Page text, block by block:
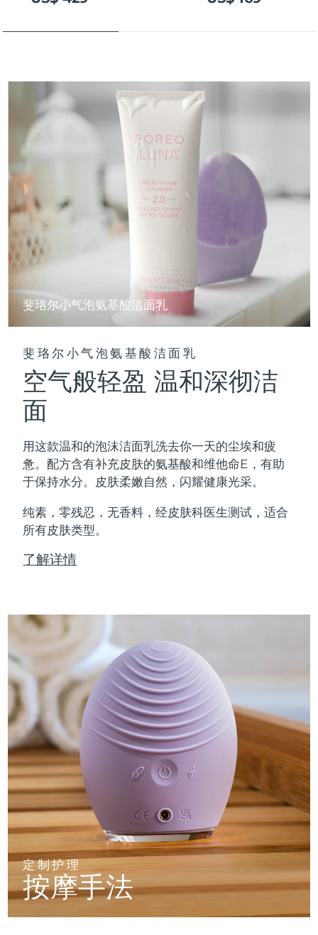
斐珞尔小气泡氨基酸洁面乳
斐珞尔小气泡氨基酸洁面乳
空气般轻盈 温和深彻洁
面
用这款温和的泡沫洁面乳洗去你一天的尘埃和疲
惫。配方含有补充皮肤的氨基酸和维他命E，有助
于保持水分。皮肤柔嫩自然，闪耀健康光采。
纯素，零残忍，无香料，经皮肤科医生测试，适合
所有皮肤类型。
了解详情
定制护理
按摩手法